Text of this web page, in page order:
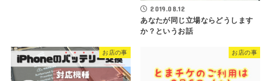
2019.08.12
あなたが同じ立場ならどうします
か？というお話
お店の事 お店の事